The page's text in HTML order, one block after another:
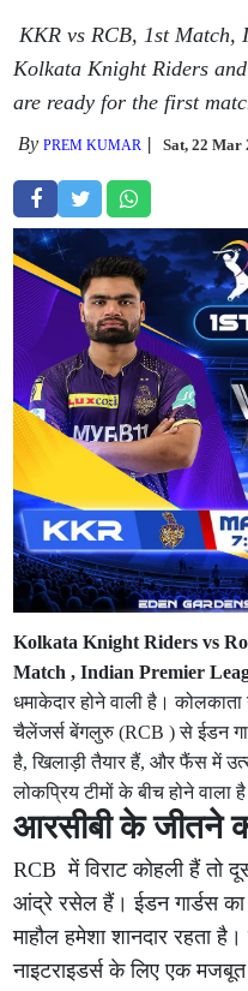
KKR vs RCB, 1st Match,
Kolkata Knight Riders
are ready for the first
ByPREM KUMAR Sat, 22 Mar
Kolkata Knight Riders vs
Match , Indian Premier
धमाकेदार होने वाली है।
चैलेंजर्स बेंगलुरु (RCB ) से ईडन
है, खिलाड़ी तैयार हैं, और फैंस में
लोकप्रिय टीमों के बीच होने वाला
आरसीबी के जीतने
RCB में विराट कोहली हैं तो
आंद्रे रसेल हैं। ईडन गार्डस का
माहौल हमेशा शानदार रहता
नाइटराइडर्स के लिए एक